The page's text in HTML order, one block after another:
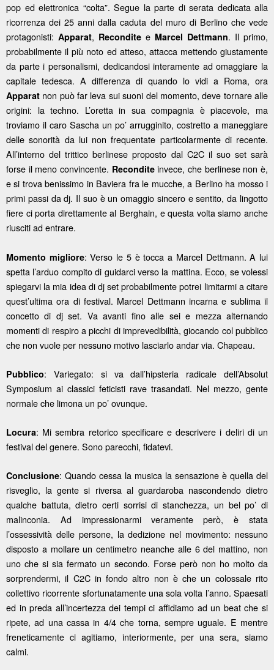
pop ed elettronica “colta”. Segue la parte di serata dedicata alla
ricorrenza dei 25 anni dalla caduta del muro di Berlino che vede
protagonisti: Apparat, Recondite e Marcel Dettmann. Il primo,
probabilmente il più noto ed atteso, attacca mettendo giustamente
da parte i personalismi, dedicandosi interamente ad omaggiare la
capitale tedesca. A differenza di quando lo vidi a Roma, ora
Apparat non può far leva sui suoni del momento, deve tornare alle
origini: la techno. L’oretta in sua compagnia è piacevole, ma
troviamo il caro Sascha un po’ arrugginito, costretto a maneggiare
delle sonorità da lui non frequentate particolarmente di recente.
All’interno del trittico berlinese proposto dal C2C il suo set sarà
forse il meno convincente. Reconditeinvece, che berlinese non è,
e si trova benissimo in Baviera fra le mucche, a Berlino ha mosso i
primi passi da dj. Il suo è un omaggio sincero e sentito, da lingotto
fiere ci porta direttamente al Berghain, e questa volta siamo anche
riusciti ad entrare.
Momento migliore: Verso le 5 è tocca a Marcel Dettmann. A lui
spetta l’arduo compito di guidarci verso la mattina. Ecco, se volessi
spiegarvi la mia idea di dj set probabilmente potrei limitarmi a citare
quest’ultima ora di festival. Marcel Dettmann incarna e sublima il
concetto di dj set. Va avanti fino alle sei e mezza alternando
momenti di respiro a picchi di imprevedibilità, giocando col pubblico
che non vuole per nessuno motivo lasciarlo andar via. Chapeau.
Pubblico: Variegato: si va dall’hipsteria radicale dell’Absolut
Symposium ai classici feticisti rave trasandati. Nel mezzo, gente
normale che limona un po’ ovunque.
Locura: Mi sembra retorico specificare e descrivere i deliri di un
festival del genere. Sono parecchi, fidatevi.
Conclusione: Quando cessa la musica la sensazione è quella del
risveglio, la gente si riversa al guardaroba nascondendo dietro
qualche battuta, dietro certi sorrisi di stanchezza, un bel po’ di
malinconia. Ad impressionarmi veramente però, è stata
l’ossessività delle persone, la dedizione nel movimento: nessuno
disposto a mollare un centimetro neanche alle 6 del mattino, non
uno che si sia fermato un secondo. Forse però non ho molto da
sorprendermi, il C2C in fondo altro non è che un colossale rito
collettivo ricorrente sfortunatamente una sola volta l’anno. Spaesati
ed in preda all’incertezza dei tempi ci affidiamo ad un beat che si
ripete, ad una cassa in 4/4 che torna, sempre uguale. E mentre
freneticamente ci agitiamo, interiormente, per una sera, siamo
calmi.